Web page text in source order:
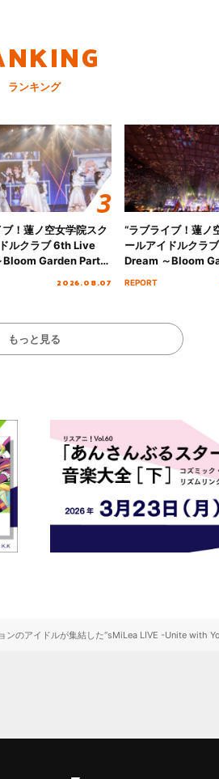
ランキング
ブ！蓮ノ空女学院スク
ルクラブ 6th Live
Bloom Garden Party
2026.08.07
“ラブライブ！蓮ノ
ールアイドルクラ
Dream ～Bloom
REPORT
もっと見る
のアイドルが集結した“sMiLea LIVE -Unite with